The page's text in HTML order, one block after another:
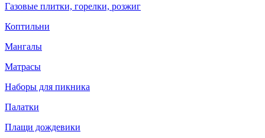
Газовые плитки, горелки, розжиг
Коптильни
Мангалы
Матрасы
Наборы для пикника
Палатки
Плащи дождевики